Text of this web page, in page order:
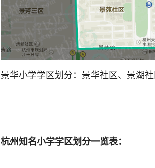
景华小学学区划分：景华社区、景湖
杭州知名小学学区划分一览表：